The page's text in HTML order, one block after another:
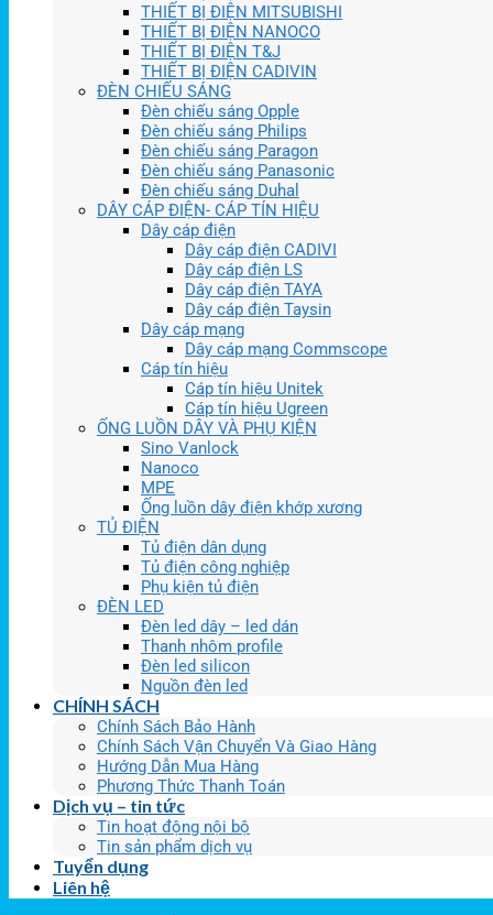
THIẾT BỊ ĐIỆN MITSUBISHI
THIẾT BỊ ĐIỆN NANOCO
THIẾT BỊ ĐIỆN T&J
THIẾT BỊ ĐIỆN CADIVIN
ĐÈN CHIẾU SÁNG
Đèn chiếu sáng Opple
Đèn chiếu sáng Philips
Đèn chiếu sáng Paragon
Đèn chiếu sáng Panasonic
Đèn chiếu sáng Duhal
DÂY CÁP ĐIỆN- CÁP TÍN HIỆU
Dây cáp điện
Dây cáp điện CADIVI
Dây cáp điện LS
Dây cáp điện TAYA
Dây cáp điện Taysin
Dây cáp mạng
Dây cáp mạng Commscope
Cáp tín hiệu
Cáp tín hiệu Unitek
Cáp tín hiệu Ugreen
ỐNG LUỒN DÂY VÀ PHỤ KIỆN
Sino Vanlock
Nanoco
MPE
Ống luồn dây điện khớp xương
TỦ ĐIỆN
Tủ điện dân dụng
Tủ điện công nghiệp
Phụ kiện tủ điện
ĐÈN LED
Đèn led dây – led dán
Thanh nhôm profile
Đèn led silicon
Nguồn đèn led
CHÍNH SÁCH
Chính Sách Bảo Hành
Chính Sách Vận Chuyển Và Giao Hàng
Hướng Dẫn Mua Hàng
Phương Thức Thanh Toán
Dịch vụ – tin tức
Tin hoạt động nội bộ
Tin sản phẩm dịch vụ
Tuyển dụng
Liên hệ